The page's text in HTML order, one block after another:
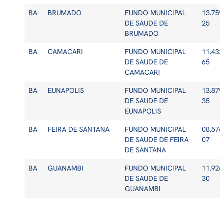
BA BRUMADO
FUNDO MUNICIPAL
DE SAUDE DE
BRUMADO
25
BA CAMACARI
FUNDO MUNICIPAL
DE SAUDE DE
CAMACARI
65
BA EUNAPOLIS
FUNDO MUNICIPAL
DE SAUDE DE
EUNAPOLIS
35
BA FEIRA DE SANTANA
FUNDO MUNICIPAL
DE SAUDE DE FEIRA
DE SANTANA
07
BA GUANAMBI
FUNDO MUNICIPAL
DE SAUDE DE
GUANAMBI
30